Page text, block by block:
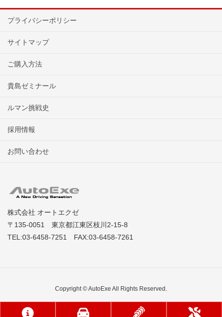
プライバシーポリシー
サイトマップ
ご購入方法
貴島ゼミナール
ルマン挑戦史
採用情報
お問い合わせ
株式会社 オートエクゼ
〒135-0051 東京都江東区枝川2-15-8
TEL:03-6458-7251 FAX:03-6458-7261
Copyright © AutoExe All Rights Reserved.